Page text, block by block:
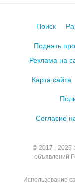
© 2017 - 2025
объявлений
Использование
Поиск
Поднять
Реклама на
Карта сайта
Согласие